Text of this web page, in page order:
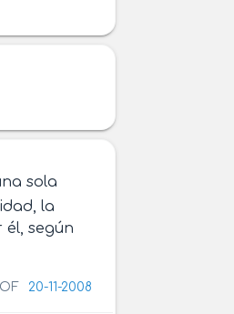
sola
la
según
20-11-2008